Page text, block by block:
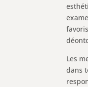
Les
dans